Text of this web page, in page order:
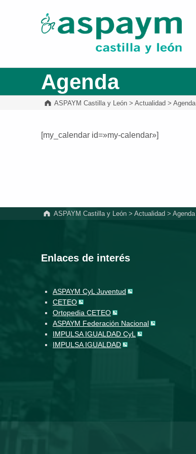
ASPAYM Castilla y León
Agenda
ASPAYM Castilla y León >Actualidad >Agenda
[my_calendar id=»my-calendar»]
ASPAYM Castilla y León> Actualidad > Agenda
Enlaces de interés
ASPAYM CyL Juventud
CETEO
Ortopedia CETEO
ASPAYM Federación Nacional
IMPULSA IGUALDAD CyL
IMPULSA IGUALDAD